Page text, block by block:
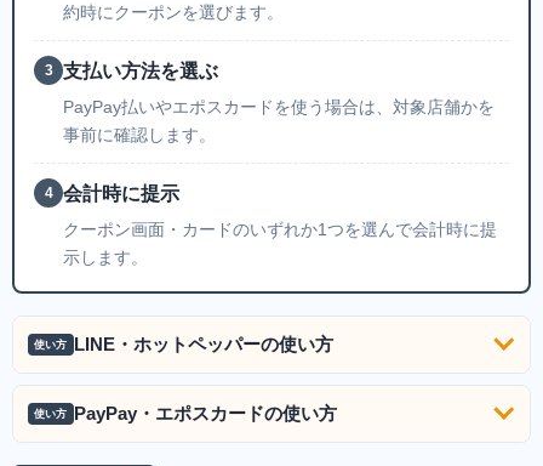
約時にクーポンを選びます。
3 支払い方法を選ぶ
PayPay払いやエポスカードを使う場合は、対象店舗かを
事前に確認します。
4 会計時に提示
クーポン画面・カードのいずれか1つを選んで会計時に提
示します。
使い方 LINE・ホットペッパーの使い方
使い方 PayPay・エポスカードの使い方